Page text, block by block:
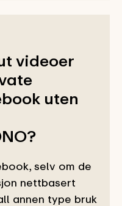
videoer
uten
selv om de
nettbasert
annen type bruk